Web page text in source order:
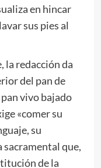
en hincar
sus pies al
la redacción da
del pan de
vivo bajado
«comer su
su
sacramental que,
de la